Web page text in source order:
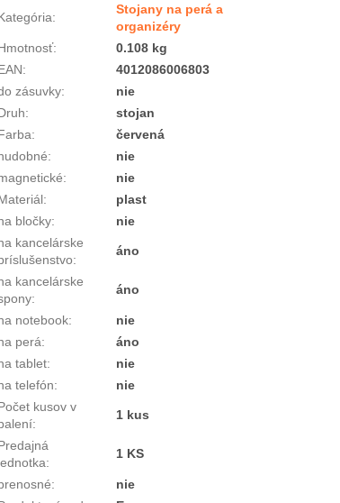
:
Stojany na perá a
organizéry
:
0.108 kg
:
4012086006803
zásuvky:
nie
:
stojan
:
červená
:
nie
:
nie
:
plast
bločky:
nie
kancelárske
:
áno
kancelárske
:
áno
notebook:
nie
perá:
áno
tablet:
nie
telefón:
nie
kusov v
:
1 kus
:
1 KS
:
nie